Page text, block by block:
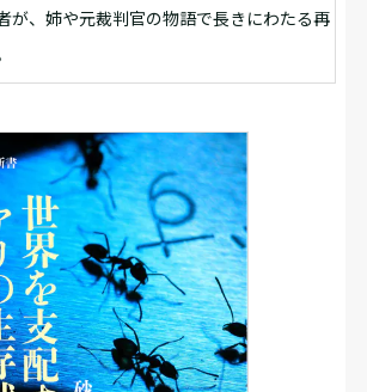
が、姉や元裁判官の物語で長きにわたる再